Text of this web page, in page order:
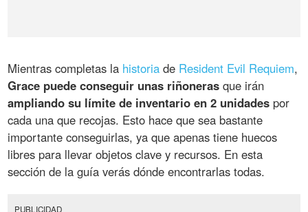
Mientras completas la historia de Resident Evil Requiem,
Grace puede conseguir unas riñoneras que irán
ampliando su límite de inventario en 2 unidades por
cada una que recojas. Esto hace que sea bastante
importante conseguirlas, ya que apenas tiene huecos
libres para llevar objetos clave y recursos. En esta
sección de la guía verás dónde encontrarlas todas.
PUBLICIDAD